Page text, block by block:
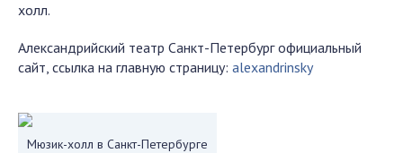
холл.
Александрийский театр Санкт-Петербург официальный
сайт, ссылка на главную страницу: alexandrinsky
Мюзик-холл в Санкт-Петербурге